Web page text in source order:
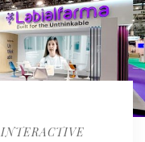
INTERACTIVE